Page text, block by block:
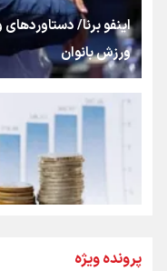
شکستگیِ
رسانه ملی
روایت ایران
اینفو برنا/
ورزش بانوان
پرونده ویژه